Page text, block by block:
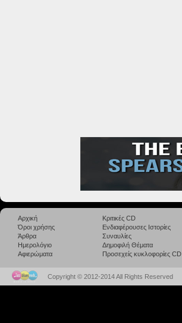
Αρχική
Όροι χρήσης
Άρθρα
Ημερολόγιο
Αφιερώματα
Κριτικές CD
Ενδιαφέρουσες Ιστορίες
Συναυλίες
Δημοφιλή Θέματα
Προσεχείς κυκλοφορίες CD
Copyright © 2012-2014 All Rights Reserved